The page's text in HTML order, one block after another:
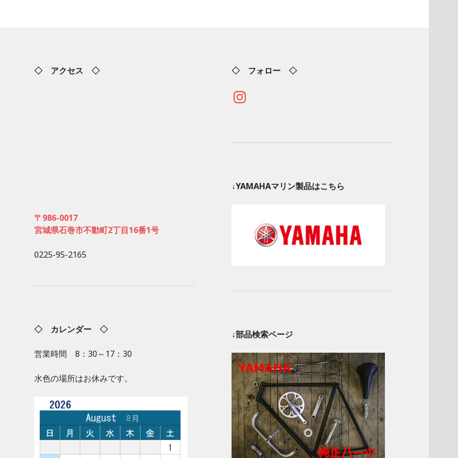
◇ アクセス ◇
〒986-0017
宮城県石巻市不動町2丁目16番1号
0225-95-2165
◇ カレンダー ◇
営業時間 8：30～17：30
水色の場所はお休みです。
◇ フォロー ◇
Instagram
↓YAMAHAマリン製品はこちら
↓部品検索ページ